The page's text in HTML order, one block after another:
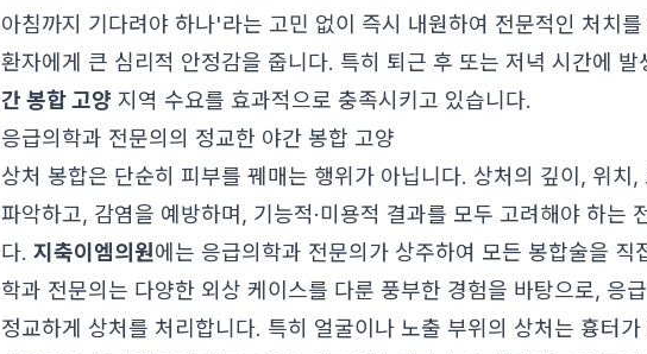
아침까지 기다려야 하나'라는 고민 없이 즉시 내원하여 전문적인 처치
환자에게 큰 심리적 안정감을 줍니다. 특히 퇴근 후 또는 저녁 시간에 발
간 봉합 고양 지역 수요를 효과적으로 충족시키고 있습니다.
응급의학과 전문의의 정교한 야간 봉합 고양
상처 봉합은 단순히 피부를 꿰매는 행위가 아닙니다. 상처의 깊이, 위치,
파악하고, 감염을 예방하며, 기능적·미용적 결과를 모두 고려해야 하는
다. 지축이엠의원에는 응급의학과 전문의가 상주하여 모든 봉합술을 직
학과 전문의는 다양한 외상 케이스를 다룬 풍부한 경험을 바탕으로, 응
정교하게 상처를 처리합니다. 특히 얼굴이나 노출 부위의 상처는 흉터